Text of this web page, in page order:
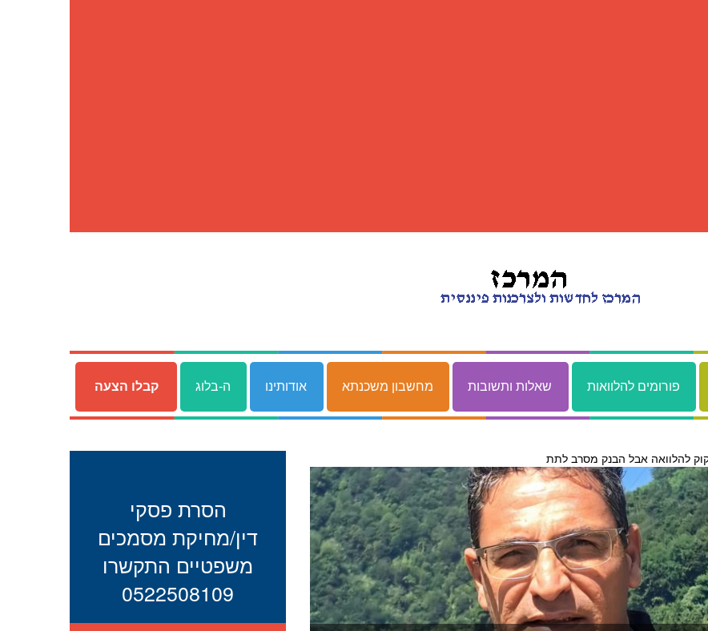
פורומים להלוואות שאלות ותשובות מחשבון משכנתא אודותינו ה-בלוג קבלו הצעה
הסרת פסקי
דין/מחיקת מסמכים
משפטיים התקשרו
0522508109